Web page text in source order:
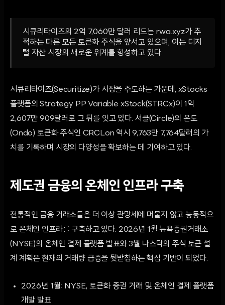
시큐리타이즈의 2억 7,060만 달러 리드는 rwa.xyz가 추
적하는 다른 모든 토큰화 주식을 앞서고 있으며, 이는 디지
털 자산 시장의 새로운 위계를 형성하고 있다.
시큐리타이즈(Securitize)가 시장을 주도하는 가운데, xStocks
플랫폼의 Strategy PP Variable xStock(STRCx)이 1억
2,607만 909달러로 그 뒤를 잇고 있다. 서클(Circle)의 온도
(Ondo) 토큰화 주식인 CRCLon 역시 9,763만 7,764달러의 가
치를 기록하며 시장의 다양성을 확보하는 데 기여하고 있다.
제도권 금융의 온체인 인프라 구축
전통적인 금융 거래소들은 더 이상 관망세에 머물지 않고 능동적으
로 온체인 인프라를 구축하고 있다. 2026년 1월 뉴욕증권거래소
(NYSE)의 온체인 결제 플랫폼 발표와 3월 나스닥의 주식 토큰 설
계 계획은 현재의 거래량 급증을 뒷받침하는 핵심 기반이 되었다.
2026년 1월: NYSE, 토큰화 증권 거래 및 온체인 결제 플랫폼
개발 발표